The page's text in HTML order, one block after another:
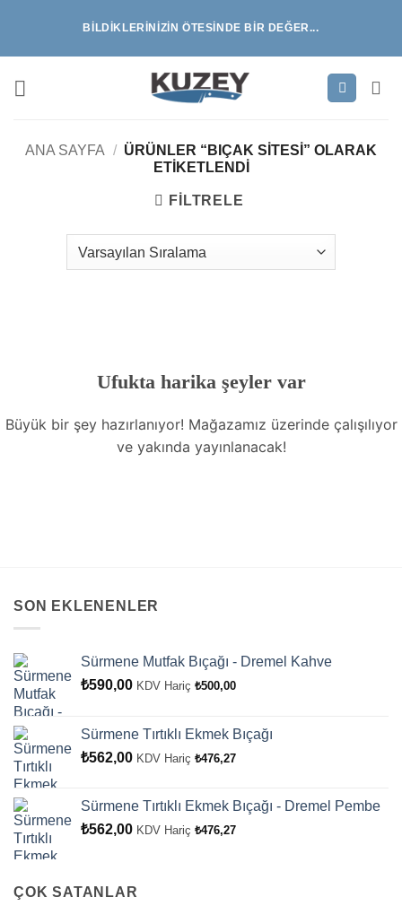
BILDIKLERINIZIN ÖTESINDE BIR DEĞER...
ANA SAYFA / ÜRÜNLER “BIÇAK SITESI” OLARAK
ETIKETLENDI
FILTRELE
Ufukta harika şeyler var
Büyük bir şey hazırlanıyor! Mağazamız üzerinde çalışılıyor
ve yakında yayınlanacak!
SON EKLENENLER
Sürmene Mutfak Bıçağı - Dremel Kahve
₺590,00 KDV Hariç ₺500,00
Sürmene Tırtıklı Ekmek Bıçağı
₺562,00 KDV Hariç ₺476,27
Sürmene Tırtıklı Ekmek Bıçağı - Dremel Pembe
₺562,00 KDV Hariç ₺476,27
ÇOK SATANLAR